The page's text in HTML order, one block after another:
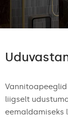
liigselt
eemaldamiseks